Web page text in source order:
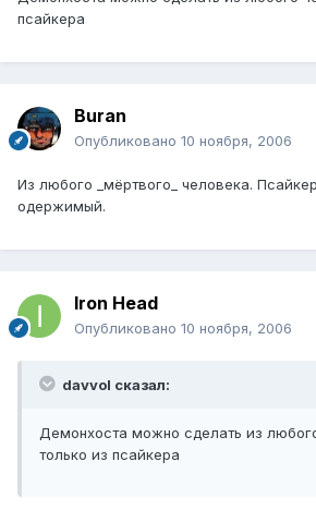
псайкера
Buran
Опубликовано 10 ноября, 2006
Из любого _мёртвого_ человека.
одержимый.
Iron Head
Опубликовано 10 ноября, 2006
davvol сказал:
Демонхоста можно сделать из
только из псайкера